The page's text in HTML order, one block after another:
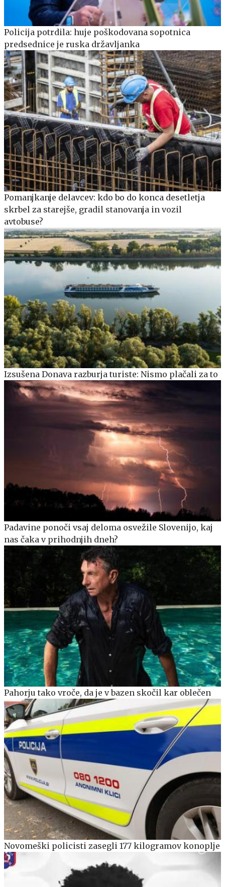
Policija potrdila: huje poškodovana sopotnica
predsednice je ruska državljanka
Pomanjkanje delavcev: kdo bo do konca desetletja
skrbel za starejše, gradil stanovanja in vozil
avtobuse?
Izsušena Donava razburja turiste: Nismo plačali za to
Padavine ponoči vsaj deloma osvežile Slovenijo, kaj
nas čaka v prihodnjih dneh?
Pahorju tako vroče, da je v bazen skočil kar oblečen
Novomeški policisti zasegli 177 kilogramov konoplje